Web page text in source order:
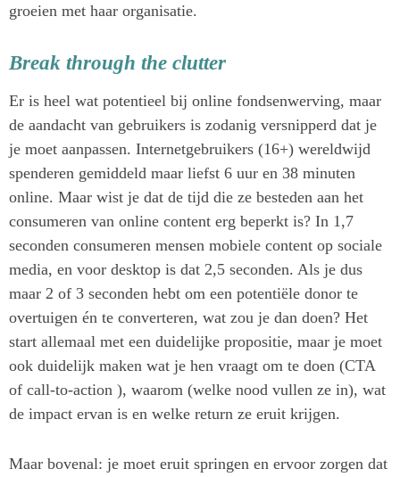
groeien met haar organisatie.
Break through the clutter
Er is heel wat potentieel bij online fondsenwerving, maar
de aandacht van gebruikers is zodanig versnipperd dat je
je moet aanpassen. Internetgebruikers (16+) wereldwijd
spenderen gemiddeld maar liefst 6 uur en 38 minuten
online. Maar wist je dat de tijd die ze besteden aan het
consumeren van online content erg beperkt is? In 1,7
seconden consumeren mensen mobiele content op sociale
media, en voor desktop is dat 2,5 seconden. Als je dus
maar 2 of 3 seconden hebt om een potentiële donor te
overtuigen én te converteren, wat zou je dan doen? Het
start allemaal met een duidelijke propositie, maar je moet
ook duidelijk maken wat je hen vraagt om te doen (CTA
of call-to-action ), waarom (welke nood vullen ze in), wat
de impact ervan is en welke return ze eruit krijgen.
Maar bovenal: je moet eruit springen en ervoor zorgen dat